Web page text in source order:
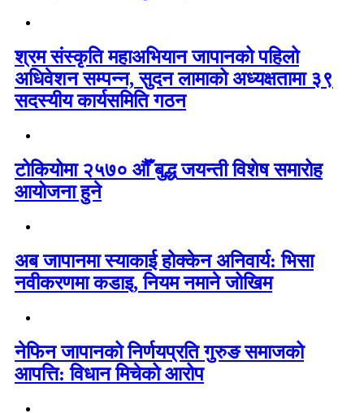
श्रम संस्कृति महाअभियान जापानको पहिलो
अधिवेशन सम्पन्न, सुदन लामाको अध्यक्षतामा ३९
सदस्यीय कार्यसमिति गठन
टोकियोमा २५७० औँ बुद्ध जयन्ती विशेष समारोह
आयोजना हुने
अब जापानमा स्याकाई होक्केन अनिवार्य: भिसा
नवीकरणमा कडाइ, नियम नमाने जोखिम
नेफिन जापानको निर्णयप्रति गुरुङ समाजको
आपत्ति: विधान मिचेको आरोप